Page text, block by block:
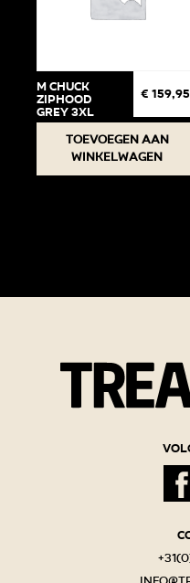
M Chuck
Ziphood
Grey 3XL
€ 159,95
Toevoegen aan
winkelwagen